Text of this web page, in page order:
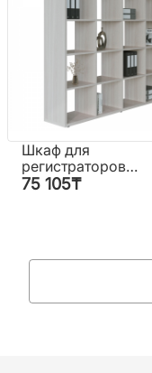
Шкаф для
регистраторов
"КУЛ-136/2"
75 105₸